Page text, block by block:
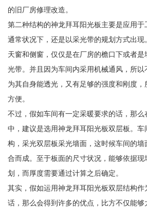
的旧厂房修理改造。
第二种结构的神龙拜耳阳光板主要是应用于
通常状况下，还是以采光带的规划方式出
天窗和侧窗，仅仅是在厂房的檐口下或者
光带。并且因为车间内采用机械通风，所以
为其自身能透光，又有足够的强度和刚度，
方便。
不过，假如车间有一定采暖要求的话，那么
中，建议是选用神龙拜耳阳光板双层板。
构，采光双层板采光墙面，这时候车间的墙
合而成。至于板面的尺寸状况，能够依据
划，而厚度需要通过计算之后确定。
其实，假如运用神龙拜耳阳光板双层结构
话，那么会得到许多的优点，比方不仅能够